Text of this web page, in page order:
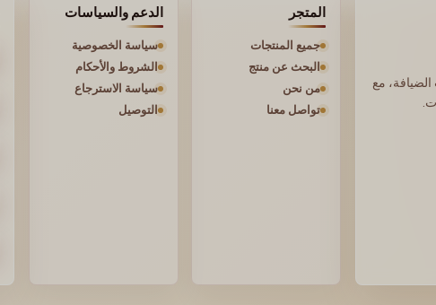
مع
المتجر
جميع المنتجات
البحث عن منتج
من نحن
تواصل معنا
الدعم والسياسات
سياسة الخصوصية
الشروط والأحكام
سياسة الاسترجاع
التوصيل